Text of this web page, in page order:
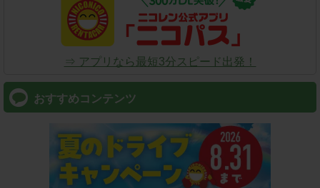
⇒ アプリなら最短3分スピード出発！
おすすめコンテンツ